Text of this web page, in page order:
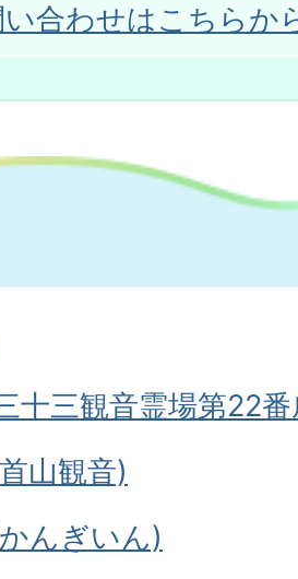
い合わせはこちらか
十三観音霊場第22
山観音)
んぎいん)